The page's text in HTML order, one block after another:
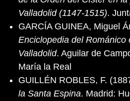
Valladolid (1147-1515).
GARCÍA GUINEA, Miguel
Enciclopedia del Románico
Valladolid. Aguilar de
María la Real
GUILLÉN ROBLES, F.
la Santa Espina. Madrid: